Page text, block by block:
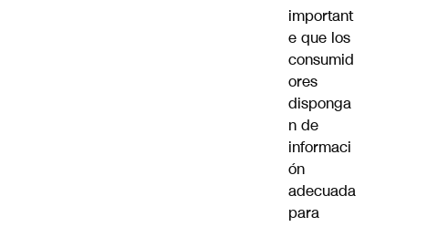
important
e que los
consumid
ores
disponga
n de
informaci
ón
adecuada
para